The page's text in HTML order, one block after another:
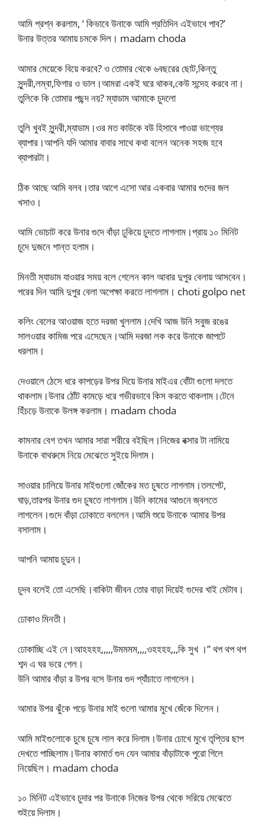
আমি প্রশ্ন করলাম, ‘ কিভাবে উনাকে আমি প্রতিদিন এইভাবে পাব?’
উনার উত্তর আমায় চমকে দিল। madam choda
আমার মেয়েকে বিয়ে করবে? ও তোমার থেকে ৬বছরের ছোট,কিন্তু
সুন্দরী,লম্বা,ফিগার ও ভাল।আমরা একই ঘরে থাকব,কেউ সন্দেহ করবে না।
তুলিকে কি তোমার পছন্দ নয়? ম্যাডাম আমাকে চুদলো
তুলি খুবই সুন্দরী,ম্যাডাম।ওর মত কাউকে বউ হিসাবে পাওয়া ভাগ্যের
ব্যাপার।আপনি যদি আমার বাবার সাথে কথা বলেন অনেক সহজ হবে
ব্যাপারটা।
ঠিক আছে আমি বলব।তার আগে এসো আর একবার আমার গুদের জল
খসাও।
আমি ভোচাট করে উনার গুদে বাঁড়া ঢুকিয়ে চুদতে লাগলাম।প্রায় ১০ মিনিট
চুদে দুজনে শান্ত হলাম।
মিনতী ম্যাডাম যাওয়ার সময় বলে গেলেন কাল আবার দুপুর বেলায় আসবেন।
পরের দিন আমি দুপুর বেলা অপেক্ষা করতে লাগলাম। choti golpo net
কলিং বেলের আওয়াজ হতে দরজা খুললাম।দেখি আজ উনি সবুজ রঙের
সালওয়ার কামিজ পরে এসেছেন।আমি দরজা লক করে উনাকে জাপটে
ধরলাম।
দেওয়ালে ঠেসে ধরে কাপড়ের উপর দিয়ে উনার মাইএর বোঁটা গুলো দলতে
থাকলাম।উনার ঠোঁট কামড়ে ধরে গভীরভাবে কিস করতে থাকলাম।টেনে
হিঁচড়ে উনাকে উলঙ্গ করলাম। madam choda
কামনার বেগ তখন আমার সারা শরীরে বইছিল।নিজের বক্সার টা নামিয়ে
উনাকে বাথরুমে নিয়ে মেঝেতে সুইয়ে দিলাম।
সাওয়ার চালিয়ে উনার মাইগুলো জোঁকের মত চুষতে লাগলাম।তলপেট,
ঘাড়,তারপর উনার গুদ চুষতে লাগলাম।উনি কামের আগুনে জ্বলতে
লাগলেন।গুদে বাঁড়া ঢোকাতে বললেন।আমি শুয়ে উনাকে আমার উপর
বসালাম।
আপনি আমায় চুদুন।
চুদব বলেই তো এসেছি।বাকিটা জীবন তোর বাড়া দিয়েই গুদের খাই মেটাব।
ঢোকাও মিনতী।
ঢোকাচ্ছি এই নে।আহহহহ,,,,,উমমমম,,,,ওহহহহ,,,কি সুখ ।” থপ থপ থপ
শব্দ এ ঘর ভরে গেল।
উনি আমার বাঁড়া র উপর বসে উনার গুদ প্যাঁচাতে লাগলেন।
আমার উপর ঝুঁকে পড়ে উনার মাই গুলো আমার মুখে জেঁকে দিলেন।
আমি মাইগুলোকে চুষে চুষে লাল করে দিলাম।উনার চোখে মুখে তৃপ্তির ছাপ
দেখতে পাচ্ছিলাম।উনার কামার্ত গুদ যেন আমার বাঁড়াটাকে পুরো গিলে
নিয়েছিল। madam choda
১০ মিনিট এইভাবে চুদার পর উনাকে নিজের উপর থেকে সরিয়ে মেঝেতে
শুইয়ে দিলাম।